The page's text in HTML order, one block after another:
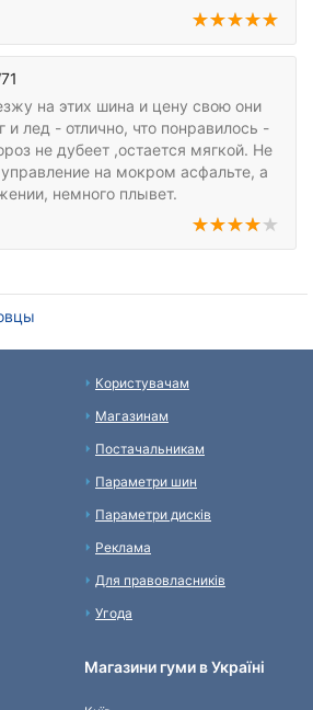
на этих шина и цену свою они
и лед - отлично, что понравилось -
не дубеет ,остается мягкой. Не
на мокром асфальте, а
немного плывет.
Користувачам
Магазинам
Постачальникам
Параметри шин
Параметри дисків
Реклама
Для правовласників
Угода
Магазини гуми в Україні